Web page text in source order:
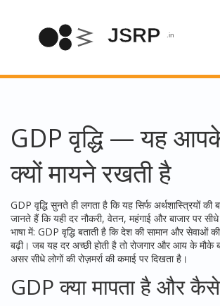
GDP वृद्धि — यह
क्यों मायने रखती है
GDP वृद्धि सुनते ही लगता है कि यह सिर्फ अर्थशास्त्रियों
जानते हैं कि यही दर नौकरी, वेतन, महंगाई और बाजार पर
भाषा में: GDP वृद्धि बताती है कि देश की सामान और सेवाओं
बढ़ी। जब यह दर अच्छी होती है तो रोजगार और आय के मौके
असर सीधे लोगों की रोज़मर्रा की कमाई पर दिखता है।
GDP क्या मापता है और